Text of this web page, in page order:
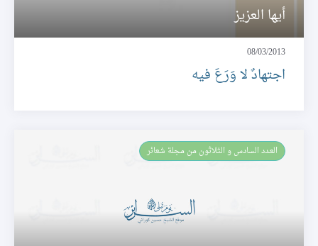
أيها العزيز
08/03/2013
اجتهادٌ لا وَرَعَ فيه
العـدد السادس و الثلاثون من مجلة شعائر